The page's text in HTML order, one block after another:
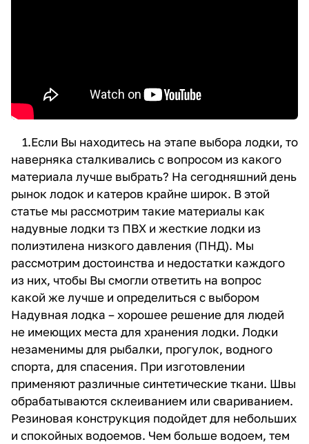
1.Если Вы находитесь на этапе выбора лодки, то
наверняка сталкивались с вопросом из какого
материала лучше выбрать? На сегодняшний день
рынок лодок и катеров крайне широк. В этой
статье мы рассмотрим такие материалы как
надувные лодки тз ПВХ и жесткие лодки из
полиэтилена низкого давления (ПНД). Мы
рассмотрим достоинства и недостатки каждого
из них, чтобы Вы смогли ответить на вопрос
какой же лучше и определиться с выбором
Надувная лодка – хорошее решение для людей
не имеющих места для хранения лодки. Лодки
незаменимы для рыбалки, прогулок, водного
спорта, для спасения. При изготовлении
применяют различные синтетические ткани. Швы
обрабатываются склеиванием или свариванием.
Резиновая конструкция подойдет для небольших
и спокойных водоемов. Чем больше водоем, тем